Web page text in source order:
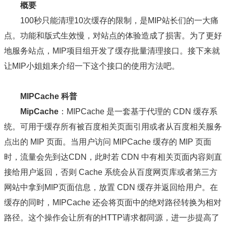
概要
100秒只能清理10次缓存的限制，是MIP站长们的一大痛
点。功能和版式生效慢，对站点的体验造成了损害。为了更好
地服务站点，MIP项目组开发了缓存批量清理接口。接下来就
让MIP小姐姐来介绍一下这个接口的使用方法吧。
MIPCache 科普
MipCache ：MIPCache 是一套基于代理的 CDN 缓存系
统。可用于缓存所有被百度相关页面引用或者从百度相关服务
点出的 MIP 页面。当用户访问 MIPCache 缓存的 MIP 页面
时，流量会先到达CDN，此时若 CDN 中有相关页面内容则直
接给用户返回，否则 Cache 系统会从百度网页库或者第三方
网站中拿到MIP页面信息，放置 CDN 缓存并返回给用户。在
缓存的同时，MIPCache 还会将页面中的绝对路径转换为相对
路径。这个操作会让所有的HTTP请求都同源，进一步提高了